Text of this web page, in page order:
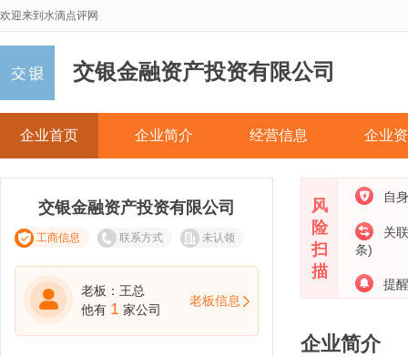
欢迎来到水滴点评网
交银金融资产投资有限公司
企业首页 企业简介 经营信息 企业
交银金融资产投资有限公司
工商信息 联系方式 未认领
老板：王总
他有 1 家公司
老板信息
风
险
扫
描
自
关
条)
提
企业简介